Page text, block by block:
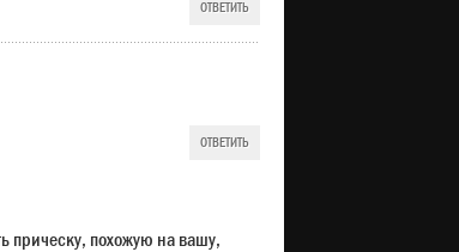
ОТВЕТИТЬ
ОТВЕТИТЬ
прическу, похожую на вашу,